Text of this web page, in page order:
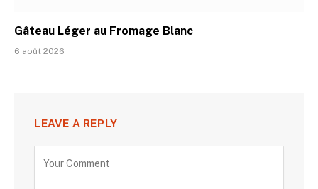
Gâteau Léger au Fromage Blanc
6 août 2026
LEAVE A REPLY